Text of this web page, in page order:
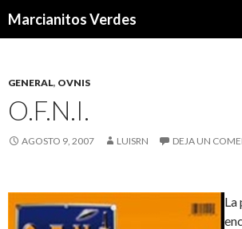
Marcianitos Verdes
GENERAL, OVNIS
O.F.N.I.
AGOSTO 9, 2007 LUISRN DEJA UN
La